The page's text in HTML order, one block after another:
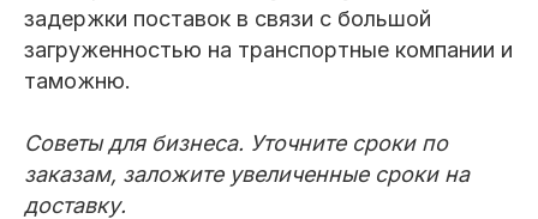
задержки поставок в связи с большой
загруженностью на транспортные компании и
таможню.
Советы для бизнеса. Уточните сроки по
заказам, заложите увеличенные сроки на
доставку.